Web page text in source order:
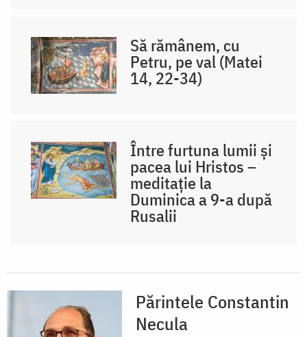
Să rămânem, cu
Petru, pe val (Matei
14, 22-34)
Între furtuna lumii și
pacea lui Hristos –
meditație la
Duminica a 9-a după
Rusalii
Părintele Constantin
Necula